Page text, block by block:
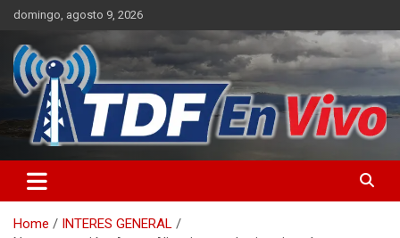
Skip
content
domingo, agosto 9, 2026
Home
INTERES GENERAL